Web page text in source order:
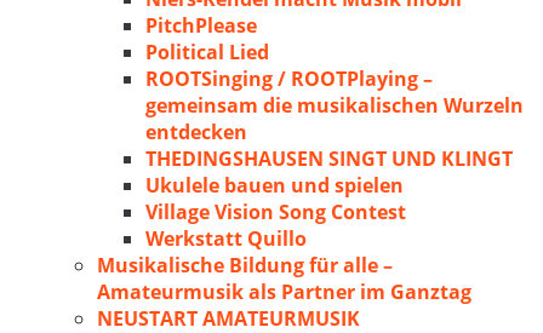
PitchPlease
Political Lied
ROOTSinging / ROOTPlaying –
gemeinsam die musikalischen Wurzeln
entdecken
THEDINGSHAUSEN SINGT UND KLINGT
Ukulele bauen und spielen
Village Vision Song Contest
Werkstatt Quillo
Musikalische Bildung für alle –
Amateurmusik als Partner im Ganztag
NEUSTART AMATEURMUSIK